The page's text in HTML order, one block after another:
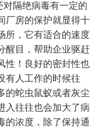
隔绝病毒有一定的
厂房的保护就显得十
所，它有适合的速度
醒目，帮助企业驱赶
性！良好的密封性也
有人工作的时候往
的蛇虫鼠蚁或者灰尘
入往往也会加大了病
的浓度，除了保持通